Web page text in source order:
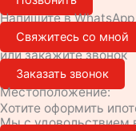
Напишите в WhatsApp
Свяжитесь со мной
или закажите звонок
Заказать звонок
Местоположение:
Хотите оформить
Мы с